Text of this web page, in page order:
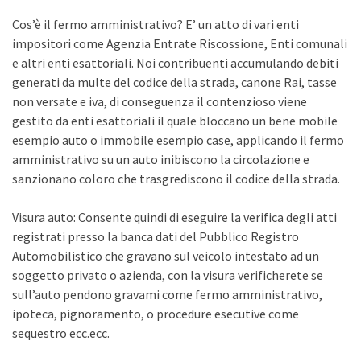
Cos’è il fermo amministrativo? E’ un atto di vari enti
impositori come Agenzia Entrate Riscossione, Enti comunali
e altri enti esattoriali. Noi contribuenti accumulando debiti
generati da multe del codice della strada, canone Rai, tasse
non versate e iva, di conseguenza il contenzioso viene
gestito da enti esattoriali il quale bloccano un bene mobile
esempio auto o immobile esempio case, applicando il fermo
amministrativo su un auto inibiscono la circolazione e
sanzionano coloro che trasgrediscono il codice della strada.
Visura auto: Consente quindi di eseguire la verifica degli atti
registrati presso la banca dati del Pubblico Registro
Automobilistico che gravano sul veicolo intestato ad un
soggetto privato o azienda, con la visura verificherete se
sull’auto pendono gravami come fermo amministrativo,
ipoteca, pignoramento, o procedure esecutive come
sequestro ecc.ecc.